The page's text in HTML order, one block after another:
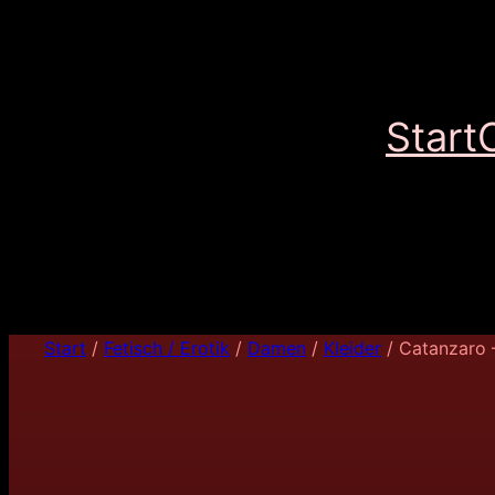
Start
Start / Fetisch / Erotik / Damen / Kleider / Catanzaro